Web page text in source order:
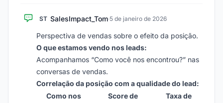
ST SalesImpact_Tom·5 de janeiro de 2026
Perspectiva de vendas sobre o efeito da posição.
O que estamos vendo nos leads:
Acompanhamos “Como você nos encontrou?” nas
conversas de vendas.
Correlação da posição com a qualidade do lead:
Como nos
Score de
Taxa de